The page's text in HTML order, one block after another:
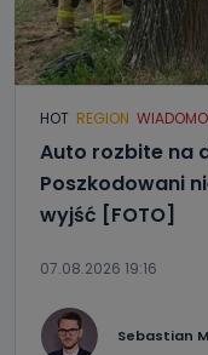
HOT REGION
Auto rozbite na
Poszkodowani
wyjść [FOTO]
07.08.2026 19:16
Sebastian